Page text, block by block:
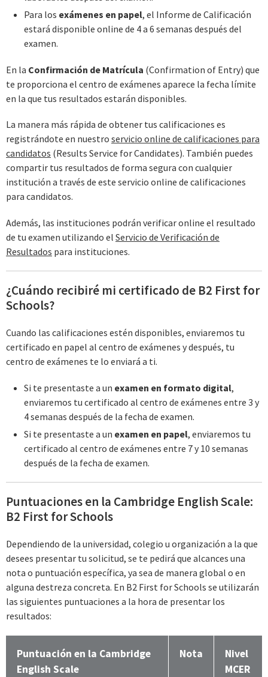
Para los exámenes en papel, el Informe de Calificación
estará disponible online de 4 a 6 semanas después del
examen.
En la Confirmación de Matrícula (Confirmation of Entry) que
te proporciona el centro de exámenes aparece la fecha límite
en la que tus resultados estarán disponibles.
La manera más rápida de obtener tus calificaciones es
registrándote en nuestro servicio online de calificaciones para
candidatos (Results Service for Candidates). También puedes
compartir tus resultados de forma segura con cualquier
institución a través de este servicio online de calificaciones
para candidatos.
Además, las instituciones podrán verificar online el resultado
de tu examen utilizando el Servicio de Verificación de
Resultados para instituciones.
¿Cuándo recibiré mi certificado de B2 First for
Schools?
Cuando las calificaciones estén disponibles, enviaremos tu
certificado en papel al centro de exámenes y después, tu
centro de exámenes te lo enviará a ti.
Si te presentaste a un examen en formato digital,
enviaremos tu certificado al centro de exámenes entre 3 y
4 semanas después de la fecha de examen.
Si te presentaste a un examen en papel, enviaremos tu
certificado al centro de exámenes entre 7 y 10 semanas
después de la fecha de examen.
Puntuaciones en la Cambridge English Scale:
B2 First for Schools
Dependiendo de la universidad, colegio u organización a la que
desees presentar tu solicitud, se te pedirá que alcances una
nota o puntuación específica, ya sea de manera global o en
alguna destreza concreta. En B2 First for Schools se utilizarán
las siguientes puntuaciones a la hora de presentar los
resultados:
Puntuación en la Cambridge
English Scale
Nota
Nivel
MCER